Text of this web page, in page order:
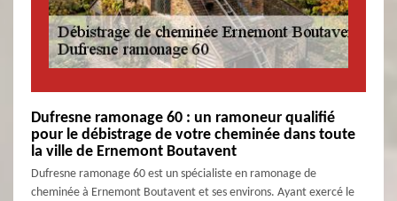
Dufresne ramonage 60 : un ramoneur qualifié
pour le débistrage de votre cheminée dans toute
la ville de Ernemont Boutavent
Dufresne ramonage 60 est un spécialiste en ramonage de
cheminée à Ernemont Boutavent et ses environs. Ayant exercé le